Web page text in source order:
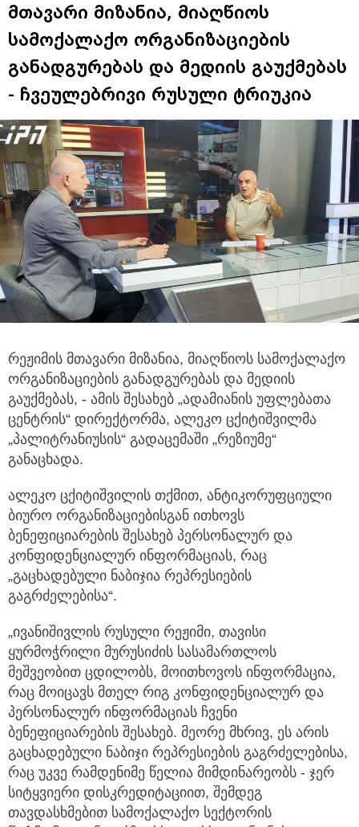
მთავარი მიზანია, მიაღწიოს
სამოქალაქო ორგანიზაციების
განადგურებას და მედიის გაუქმებას
- ჩვეულებრივი რუსული ტრიუკია
რეჟიმის მთავარი მიზანია, მიაღწიოს სამოქალაქო
ორგანიზაციების განადგურებას და მედიის
გაუქმებას, - ამის შესახებ „ადამიანის უფლებათა
ცენტრის“ დირექტორმა, ალეკო ცქიტიშვილმა
„პალიტრანიუსის“ გადაცემაში „რეზიუმე“
განაცხადა.
ალეკო ცქიტიშვილის თქმით, ანტიკორუფციული
ბიურო ორგანიზაციებისგან ითხოვს
ბენეფიციარების შესახებ პერსონალურ და
კონფიდენციალურ ინფორმაციას, რაც
„გაცხადებული ნაბიჯია რეპრესიების
გაგრძელებისა“.
„ივანიშივლის რუსული რეჟიმი, თავისი
ყურმოჭრილი მურუსიძის სასამართლოს
მეშვეობით ცდილობს, მოითხოვოს ინფორმაცია,
რაც მოიცავს მთელ რიგ კონფიდენციალურ და
პერსონალურ ინფორმაციას ჩვენი
ბენეფიციარების შესახებ. მეორე მხრივ, ეს არის
გაცხადებული ნაბიჯი რეპრესიების გაგრძელებისა,
რაც უკვე რამდენიმე წელია მიმდინარეობს - ჯერ
სიტყვიერი დისკრედიტაციით, შემდეგ
თავდასხმებით სამოქალაქო სექტორის